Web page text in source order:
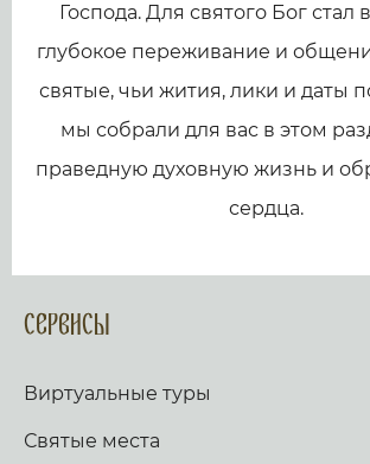
Господа. Для святого Бог стал
глубокое переживание и
святые, чьи жития, лики и даты
мы собрали для вас в этом
праведную духовную жизнь и
сердца.
Сервисы
Виртуальные туры
Святые места